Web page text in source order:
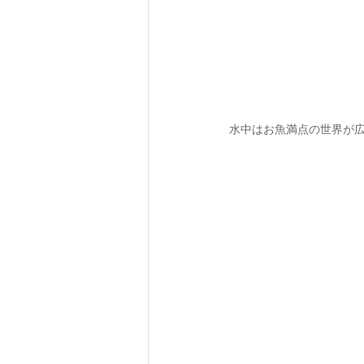
水中はお魚満点の世界が